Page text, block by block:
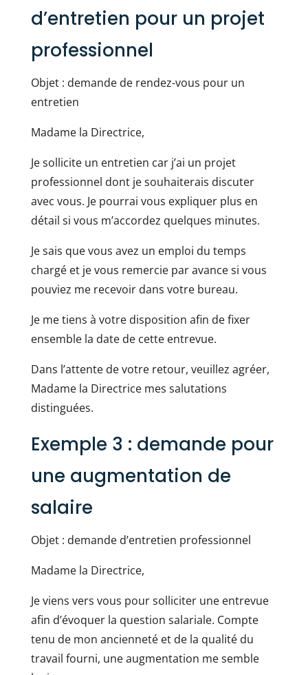
d’entretien pour un projet
professionnel
Objet : demande de rendez-vous pour un
entretien
Madame la Directrice,
Je sollicite un entretien car j’ai un projet
professionnel dont je souhaiterais discuter
avec vous. Je pourrai vous expliquer plus en
détail si vous m’accordez quelques minutes.
Je sais que vous avez un emploi du temps
chargé et je vous remercie par avance si vous
pouviez me recevoir dans votre bureau.
Je me tiens à votre disposition afin de fixer
ensemble la date de cette entrevue.
Dans l’attente de votre retour, veuillez agréer,
Madame la Directrice mes salutations
distinguées.
Exemple 3 : demande pour
une augmentation de
salaire
Objet : demande d’entretien professionnel
Madame la Directrice,
Je viens vers vous pour solliciter une entrevue
afin d’évoquer la question salariale. Compte
tenu de mon ancienneté et de la qualité du
travail fourni, une augmentation me semble